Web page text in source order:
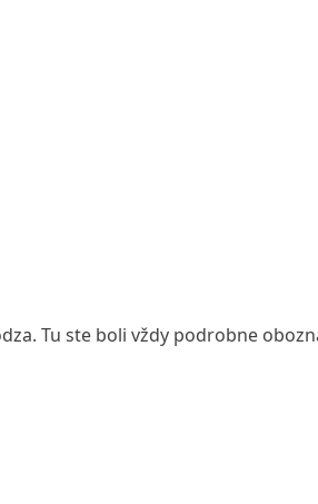
Tu ste boli vždy podrobne